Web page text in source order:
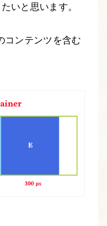
いと思います。
コンテンツを含む